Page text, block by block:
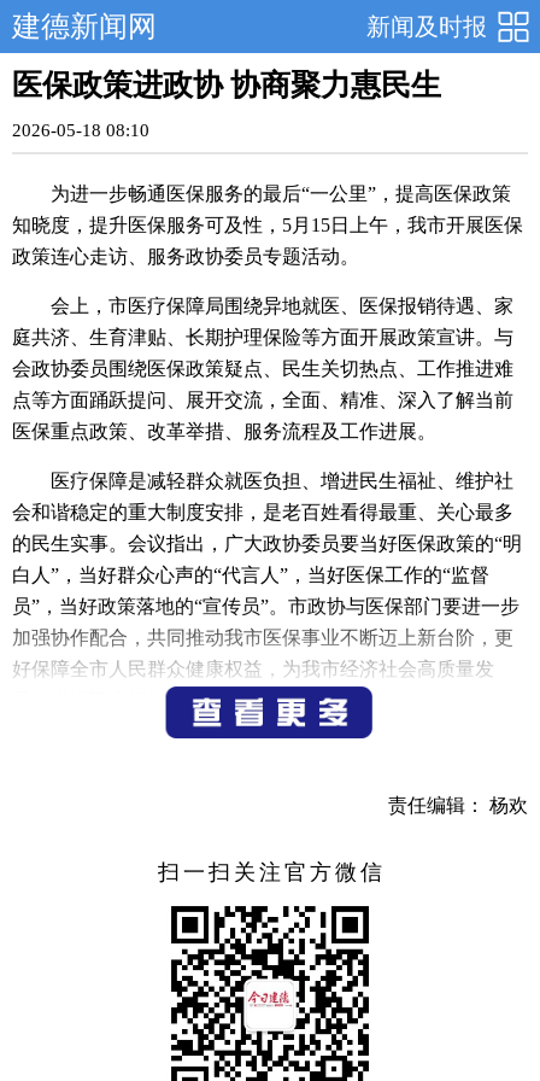
新闻及时报
建德新闻网
医保政策进政协 协商聚力惠民生
2026-05-18 08:10
为进一步畅通医保服务的最后“一公里”，提高医保政策
知晓度，提升医保服务可及性，5月15日上午，我市开展医保
政策连心走访、服务政协委员专题活动。
会上，市医疗保障局围绕异地就医、医保报销待遇、家
庭共济、生育津贴、长期护理保险等方面开展政策宣讲。与
会政协委员围绕医保政策疑点、民生关切热点、工作推进难
点等方面踊跃提问、展开交流，全面、精准、深入了解当前
医保重点政策、改革举措、服务流程及工作进展。
医疗保障是减轻群众就医负担、增进民生福祉、维护社
会和谐稳定的重大制度安排，是老百姓看得最重、关心最多
的民生实事。会议指出，广大政协委员要当好医保政策的“明
白人”，当好群众心声的“代言人”，当好医保工作的“监督
员”，当好政策落地的“宣传员”。市政协与医保部门要进一步
加强协作配合，共同推动我市医保事业不断迈上新台阶，更
好保障全市人民群众健康权益，为我市经济社会高质量发
展、增进民生福祉作出新的更大贡献。
责任编辑： 杨欢
扫一扫关注官方微信